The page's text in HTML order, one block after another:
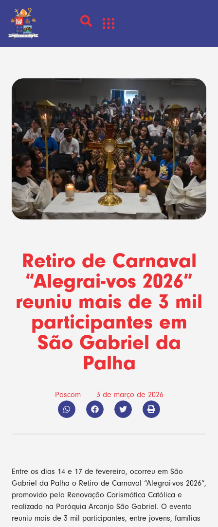
Retiro de Carnaval
“Alegrai-vos 2026”
reuniu mais de 3 mil
participantes em
São Gabriel da
Palha
Pascom 3 de março de 2026
Entre os dias 14 e 17 de fevereiro, ocorreu em São
Gabriel da Palha o Retiro de Carnaval “Alegrai-vos 2026”,
promovido pela Renovação Carismática Católica e
realizado na Paróquia Arcanjo São Gabriel. O evento
reuniu mais de 3 mil participantes, entre jovens, famílias